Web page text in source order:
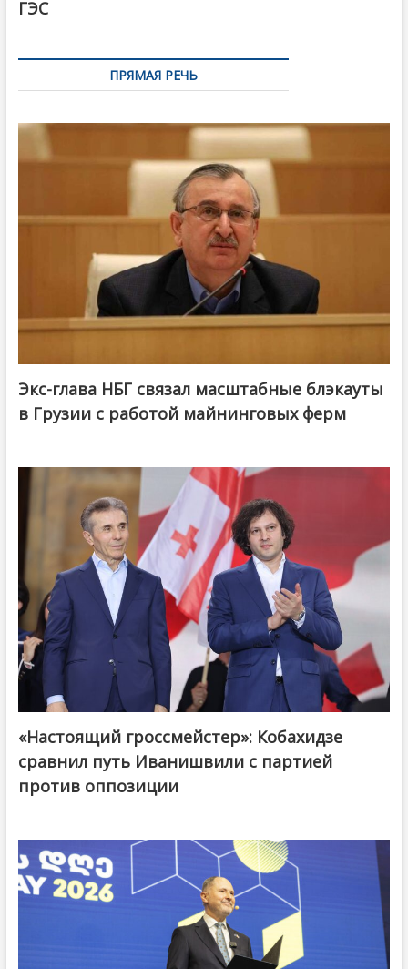
ГЭС
ПРЯМАЯ РЕЧЬ
Экс-глава НБГ связал масштабные блэкауты
в Грузии с работой майнинговых ферм
@ქართული ოცნება / Georgian Dream
«Настоящий гроссмейстер»: Кобахидзе
сравнил путь Иванишвили с партией
против оппозиции